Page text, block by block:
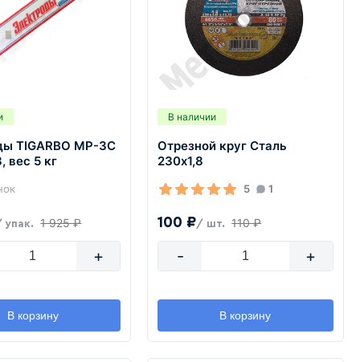
TIGARBO MP-3C
вес 5 кг
упак. 1 925 ₽
+
В корзину
В наличии
Отрезной круг Сталь
230х1,8
5 1
100 ₽/ шт. 110 ₽
- +
В корзину